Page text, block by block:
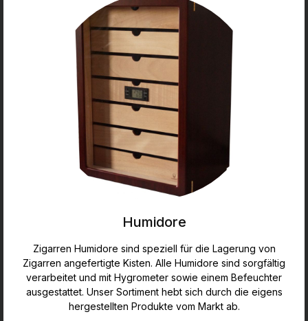
Humidore
Zigarren Humidore sind speziell für die Lagerung von
Zigarren angefertigte Kisten. Alle Humidore sind sorgfältig
verarbeitet und mit Hygrometer sowie einem Befeuchter
ausgestattet. Unser Sortiment hebt sich durch die eigens
hergestellten Produkte vom Markt ab.